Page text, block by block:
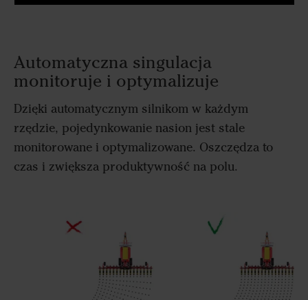
Automatyczna singulacja
monitoruje i optymalizuje
Dzięki automatycznym silnikom w każdym
rzędzie, pojedynkowanie nasion jest stale
monitorowane i optymalizowane. Oszczędza to
czas i zwiększa produktywność na polu.